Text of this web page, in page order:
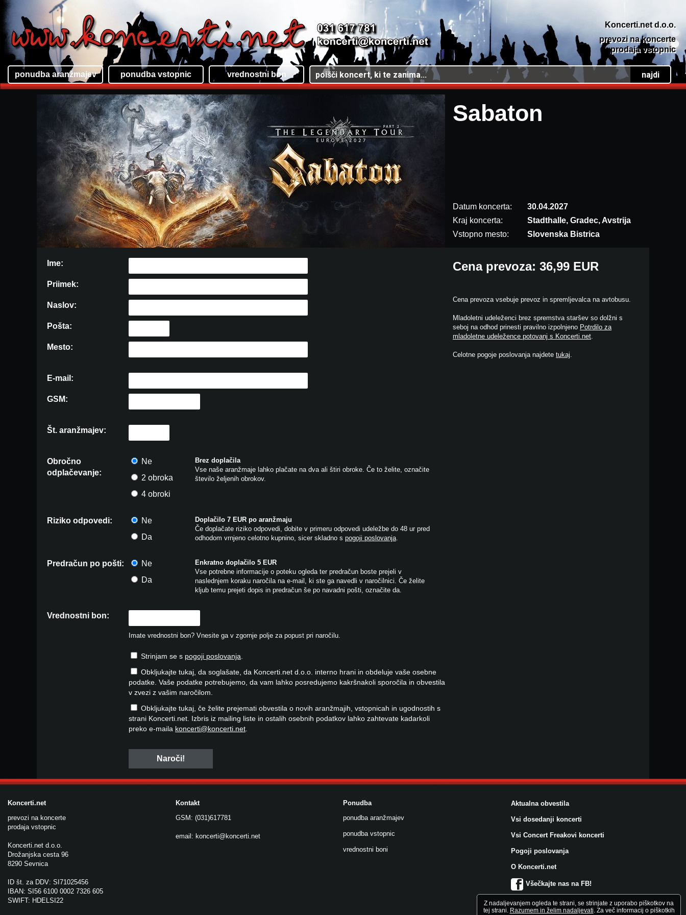
ponudba aranžmajev ponudba vstopnic vrednostni bon
Koncerti.net d.o.o.
prevozi na koncerte
prodaja vstopnic
Sabaton
Datum koncerta:
30.04.2027
Kraj koncerta:
Stadthalle, Gradec, Avstrija
Vstopno mesto:
Slovenska Bistrica
Ime:
Priimek:
Naslov:
Pošta:
Mesto:
E-mail:
GSM:
Št. aranžmajev:
Obročno
odplačevanje:
Ne
2 obroka
4 obroki
Brez doplačila
Vse naše aranžmaje lahko plačate na dva ali štiri obroke. Če to želite, označite
število željenih obrokov.
Riziko odpovedi:
Ne
Da
Doplačilo 7 EUR po aranžmaju
Če doplačate riziko odpovedi, dobite v primeru odpovedi udeležbe do 48 ur pred
odhodom vrnjeno celotno kupnino, sicer skladno s pogoji poslovanja.
Predračun po pošti:
Ne
Da
Enkratno doplačilo 5 EUR
Vse potrebne informacije o poteku ogleda ter predračun boste prejeli v
naslednjem koraku naročila na e-mail, ki ste ga navedli v naročilnici. Če želite
kljub temu prejeti dopis in predračun še po navadni pošti, označite da.
Vrednostni bon:
Imate vrednostni bon? Vnesite ga v zgornje polje za popust pri naročilu.
Strinjam se s pogoji poslovanja
Obkljukajte tukaj, da soglašate, da Koncerti.net d.o.o. interno hrani in obdeluje vaše osebne
podatke. Vaše podatke potrebujemo, da vam lahko posredujemo kakršnakoli sporočila in obvestila
v zvezi z vašim naročilom.
Obkljukajte tukaj, če želite prejemati obvestila o novih aranžmajih, vstopnicah in ugodnostih s
strani Koncerti.net. Izbris iz mailing liste in ostalih osebnih podatkov lahko zahtevate kadarkoli
preko e-maila koncerti@koncerti.net
Cena prevoza: 36,99 EUR
Cena prevoza vsebuje prevoz in spremljevalca na avtobusu.
Mladoletni udeleženci brez spremstva staršev so dolžni s
seboj na odhod prinesti pravilno izpolnjeno Potrdilo za
mladoletne udeležence potovanj s Koncerti.net.
Celotne pogoje poslovanja najdete tukaj.
Koncerti.net
prevozi na koncerte
prodaja vstopnic
Koncerti.net d.o.o.
Drožanjska cesta 96
8290 Sevnica
ID št. za DDV: SI71025456
IBAN: SI56 6100 0002 7326 605
SWIFT: HDELSI22
Kontakt
GSM: (031)617781
email: koncerti@koncerti.net
Ponudba
ponudba aranžmajev
ponudba vstopnic
vrednostni boni
Aktualna obvestila
Vsi dosedanji koncerti
Vsi Concert Freakovi koncerti
Pogoji poslovanja
O Koncerti.net
Všečkajte nas na FB!
Z nadaljevanjem ogleda te strani, se strinjate z uporabo piškotkov na
tej strani. Razumem in želim nadaljevati. Za več informacij o piškotkih